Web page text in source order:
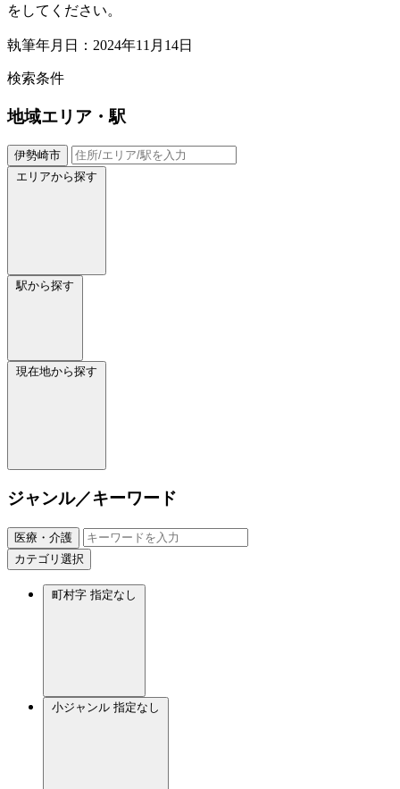
をしてください。
執筆年月日：2024年11月14日
検索条件
地域エリア・駅
伊勢崎市
エリアから探す
駅から探す
現在地から探す
ジャンル／キーワード
医療・介護
カテゴリ選択
町村字 指定なし
小ジャンル 指定なし